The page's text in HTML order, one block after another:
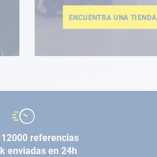
ENCUENTRA UNA TIENDA
referencias
enviadas en 24h